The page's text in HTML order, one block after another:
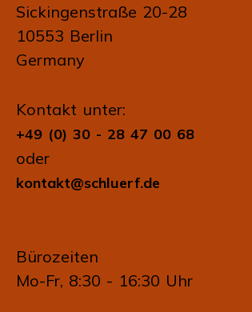
Sickingenstraße 20-28
10553 Berlin
Germany
Kontakt unter:
+49 (0) 30 - 28 47 00 68
oder
kontakt@schluerf.de
Bürozeiten
Mo-Fr, 8:30 - 16:30 Uhr